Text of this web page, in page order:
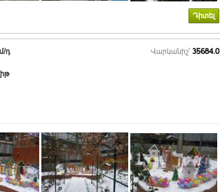
Դիտել
դ
Վարկանիշ՝ 35684.0